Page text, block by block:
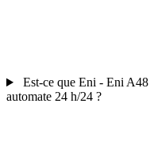
Est-ce que Eni - Eni
automate 24 h/24 ?